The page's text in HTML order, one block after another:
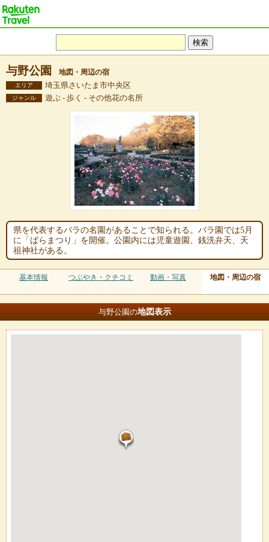
与野公園 地図・周辺の宿
エリア 埼玉県さいたま市中央区
ジャンル 遊ぶ - 歩く - その他花の名所
県を代表するバラの名園があることで知られる。バラ園では5月
に「ばらまつり」を開催。公園内には児童遊園、銭洗弁天、天
祖神社がある。
基本情報 つぶやき・クチコミ 動画・写真 地図・周辺の宿
与野公園の地図表示